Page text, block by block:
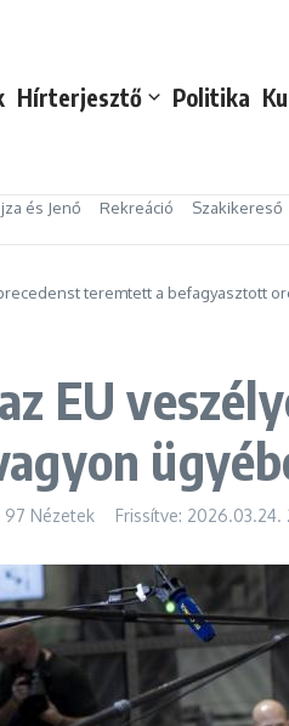
Hírterjesztő Politika
és Jenő Rekreáció Szakikereső
teremtett a befagyasztott
EU
97 Nézetek Frissítve: 2026.03.24.